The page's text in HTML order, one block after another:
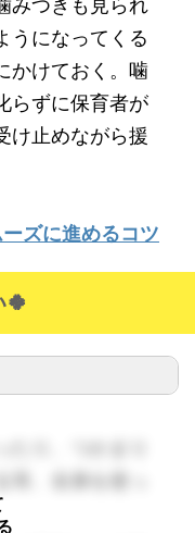
みつきも見られ
うになってくる
かけておく。噛
らずに保育者が
け止めながら援
ズに進めるコツ